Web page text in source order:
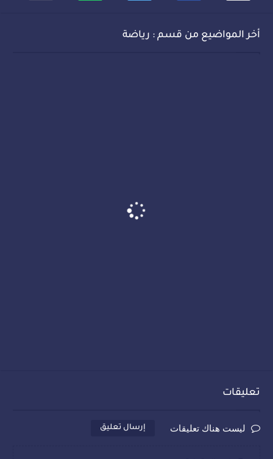
أخر المواضيع من قسم : رياضة
تعليقات
ليست هناك تعليقات إرسال تعليق